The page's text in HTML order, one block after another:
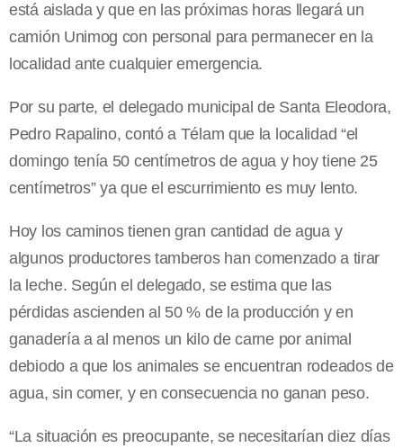
está aislada y que en las próximas horas llegará un
camión Unimog con personal para permanecer en la
localidad ante cualquier emergencia.
Por su parte, el delegado municipal de Santa Eleodora,
Pedro Rapalino, contó a Télam que la localidad “el
domingo tenía 50 centímetros de agua y hoy tiene 25
centímetros” ya que el escurrimiento es muy lento.
Hoy los caminos tienen gran cantidad de agua y
algunos productores tamberos han comenzado a tirar
la leche. Según el delegado, se estima que las
pérdidas ascienden al 50 % de la producción y en
ganadería a al menos un kilo de carne por animal
debiodo a que los animales se encuentran rodeados de
agua, sin comer, y en consecuencia no ganan peso.
“La situación es preocupante, se necesitarían diez días